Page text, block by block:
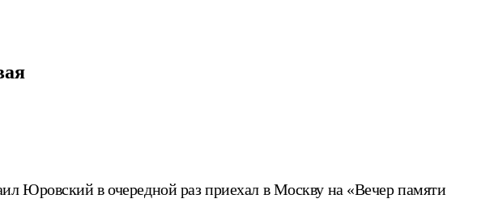
Юровский в очередной раз приехал в Москву на «Вечер памяти